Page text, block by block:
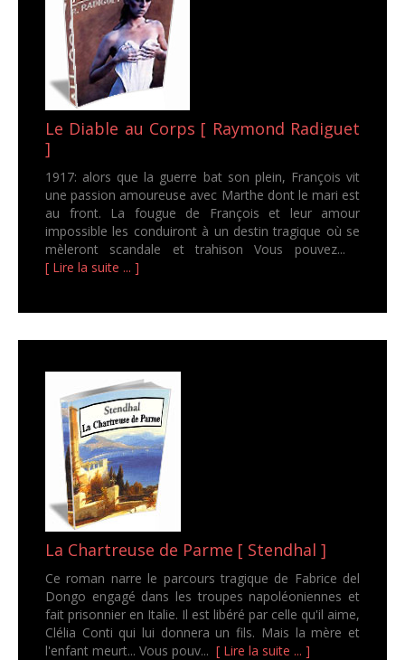
Le Diable au Corps [ Raymond Radiguet
]
1917: alors que la guerre bat son plein, François vit
une passion amoureuse avec Marthe dont le mari est
au front. La fougue de François et leur amour
impossible les conduiront à un destin tragique où se
mèleront scandale et trahison Vous pouvez...
[ Lire la suite ... ]
La Chartreuse de Parme [ Stendhal ]
Ce roman narre le parcours tragique de Fabrice del
Dongo engagé dans les troupes napoléoniennes et
fait prisonnier en Italie. Il est libéré par celle qu'il aime,
Clélia Conti qui lui donnera un fils. Mais la mère et
l'enfant meurt... Vous pouv... [ Lire la suite ... ]